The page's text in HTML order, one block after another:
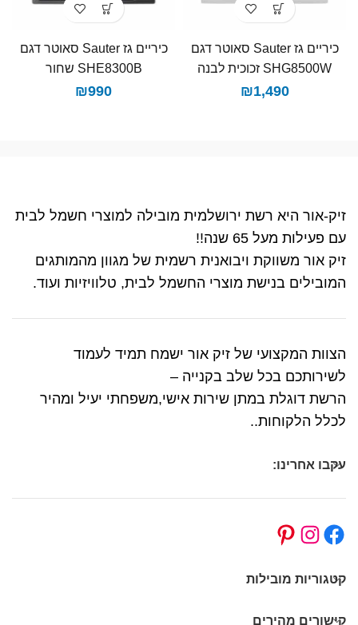
כיריים גז Sauter סאוטר דגם
SHG8500W זכוכית לבנה
₪1,490
כיריים גז Sauter סאוטר דגם
SHE8300B שחור
₪990
זיק-אור היא רשת ירושלמית מובילה למוצרי חשמל לבית
עם פעילות מעל 65 שנה!!
זיק אור משווקת ויבואנית רשמית של מגוון מהמותגים
המובילים בנישת מוצרי החשמל לבית, טלוויזיות ועוד.
הצוות המקצועי של זיק אור ישמח תמיד לעמוד
לשירותכם בכל שלב בקנייה –
הרשת דוגלת במתן שירות אישי,משפחתי יעיל ומהיר
לכלל הלקוחות..
עקבו אחרינו:
קטגוריות מובילות
קישורים מהירים